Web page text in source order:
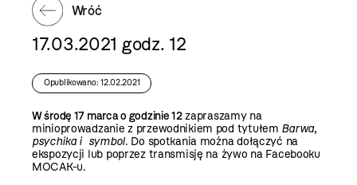
Wróć
17.03.2021 godz. 12
Opublikowano: 12.02.2021
W środę 17 marca o godzinie 12zapraszamy na
minioprowadzanie z przewodnikiem pod tytułem Barwa,
psychika i symbol. Do spotkania można dołączyć na
ekspozycji lub poprzez transmisję na żywo na Facebooku
MOCAK-u.